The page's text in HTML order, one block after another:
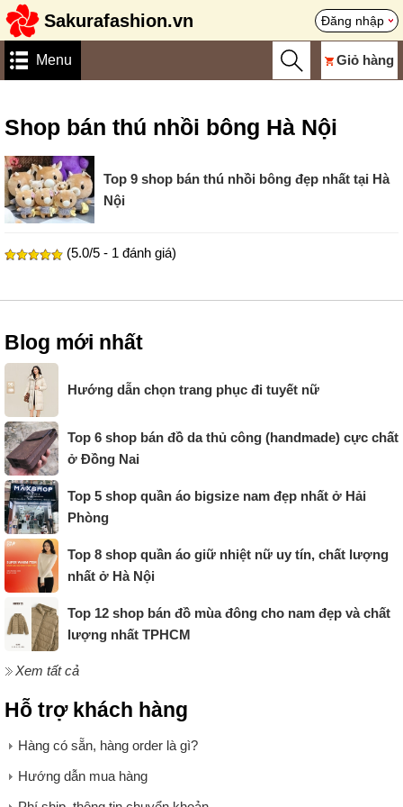
Sakurafashion.vn Đăng nhập
Menu Giỏ hàng
Shop bán thú nhồi bông Hà Nội
Top 9 shop bán thú nhồi bông đẹp nhất tại Hà
Nội
(5.0/5 - 1 đánh giá)
Blog mới nhất
Hướng dẫn chọn trang phục đi tuyết nữ
Top 6 shop bán đồ da thủ công (handmade) cực chất
ở Đồng Nai
Top 5 shop quần áo bigsize nam đẹp nhất ở Hải
Phòng
Top 8 shop quần áo giữ nhiệt nữ uy tín, chất lượng
nhất ở Hà Nội
Top 12 shop bán đồ mùa đông cho nam đẹp và chất
lượng nhất TPHCM
Xem tất cả
Hỗ trợ khách hàng
Hàng có sẵn, hàng order là gì?
Hướng dẫn mua hàng